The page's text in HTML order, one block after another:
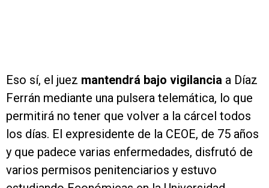
Eso sí, el juez mantendrá bajo vigilancia a Díaz
Ferrán mediante una pulsera telemática, lo que
permitirá no tener que volver a la cárcel todos
los días. El expresidente de la CEOE, de 75 años
y que padece varias enfermedades, disfrutó de
varios permisos penitenciarios y estuvo